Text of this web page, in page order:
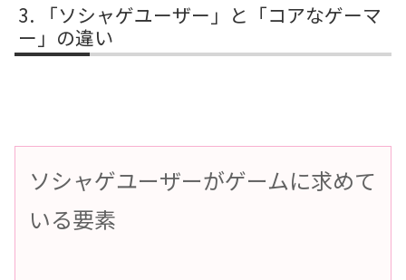
「ソシャゲユーザー」と「コアなゲーマ
ー」の違い
ソシャゲユーザーがゲームに求めて
いる要素